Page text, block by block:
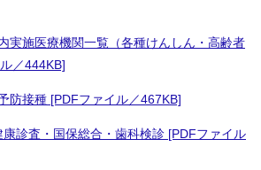
実施医療機関一覧（各種けんしん・高齢者
／444KB]
防接種 [PDFファイル／467KB]
康診査・国保総合・歯科検診 [PDFファイル